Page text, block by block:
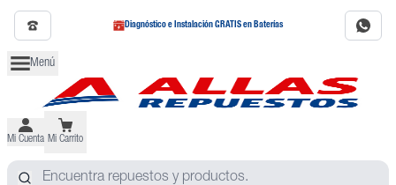
Diagnóstico e Instalación GRATIS en Baterías
Menú
Mi Cuenta Mi Carrito